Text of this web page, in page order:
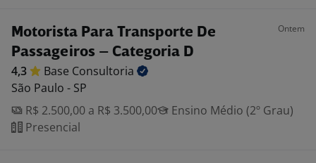
Motorista Para Transporte De
Passageiros – Categoria D
Ontem
4,3 Base Consultoria
São Paulo - SP
R$ 2.500,00 a R$ 3.500,00
Ensino Médio (2º Grau)
Presencial